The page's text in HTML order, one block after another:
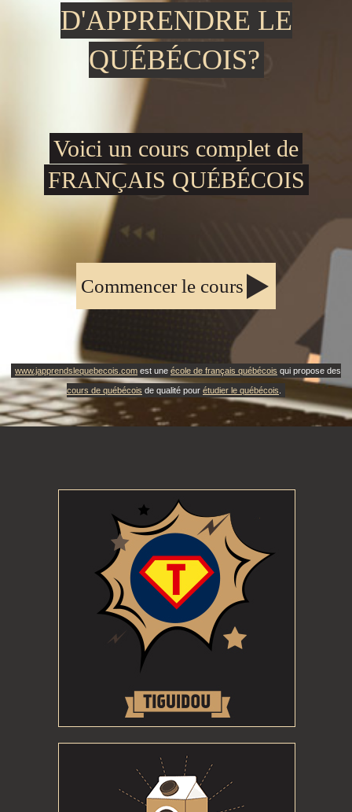
D'APPRENDRE LE
QUÉBÉCOIS?
Voici un cours complet de
FRANÇAIS QUÉBÉCOIS
Commencer le cours
www.japprendslequebecois.com est une école de français québécois qui propose des
cours de québécois de qualité pour étudier le québécois